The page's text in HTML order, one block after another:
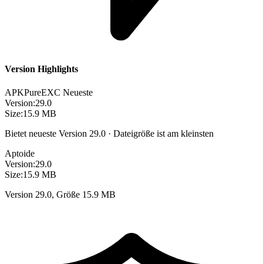
Version Highlights
APKPureEXC Neueste
Version:29.0
Size:15.9 MB
Bietet neueste Version 29.0 · Dateigröße ist am kleinsten
Aptoide
Version:29.0
Size:15.9 MB
Version 29.0, Größe 15.9 MB